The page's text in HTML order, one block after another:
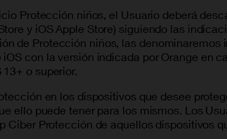
Protección niños, el Usuario deberá
y iOS Apple Store) siguiendo las
de Protección niños, las
con la versión indicada por Orange en
o superior.
en los dispositivos que desee
ello puede tener para los mismos. Los
Protección de aquellos dispositivos